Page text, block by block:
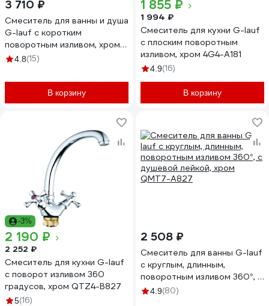
3 710 ₽
Смеситель для ванны и душа
G-lauf с коротким
поворотным изливом, хром
QML3-A827
4.8(15)
В корзину
1 855 ₽
1 994 ₽
Смеситель для кухни G-lauf
с плоским поворотным
изливом, хром 4G4-A181
4.9(16)
В корзину
-3%
2 190 ₽
2 252 ₽
Смеситель для кухни G-lauf
с поворот изливом 360
градусов, хром QTZ4-B827
5(16)
2 508 ₽
Смеситель для ванны G-lauf
с круглым, длинным,
поворотным изливом 360°, с
душевой лейкой, хром
4.9(80)